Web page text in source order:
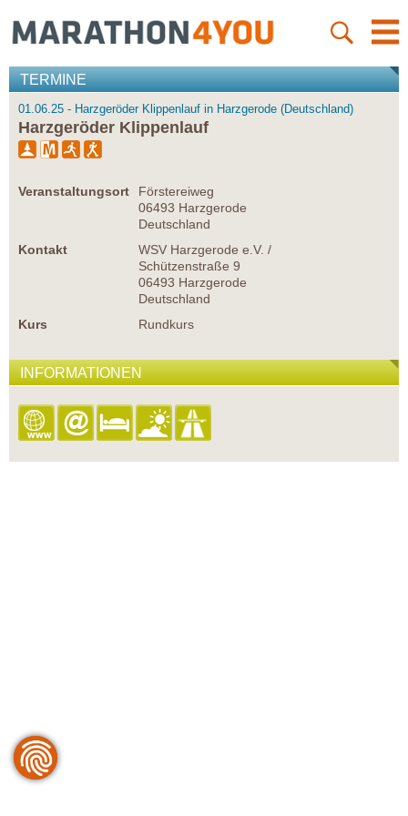
TERMINE
01.06.25 - Harzgeröder Klippenlauf in Harzgerode (Deutschland)
Harzgeröder Klippenlauf
Veranstaltungsort
Förstereiweg
06493 Harzgerode
Deutschland
Kontakt
WSV Harzgerode e.V. /
Schützenstraße 9
06493 Harzgerode
Deutschland
Kurs
Rundkurs
INFORMATIONEN